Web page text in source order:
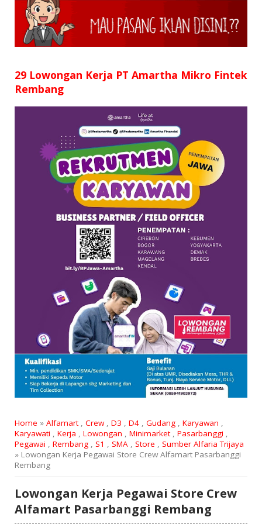
SMP
D3
SURAT LAMARAN
RIWAYAT HIDUP
29 Lowongan Kerja PT Amartha Mikro Fintek
Rembang
Home » Alfamart, Crew, D3 , D4, Gudang, Karyawan ,
Karyawati , Kerja , Lowongan , Minimarket, Pasarbanggi ,
Pegawai , Rembang, S1 , SMA, Store , Sumber Alfaria Trijaya
» Lowongan Kerja Pegawai Store Crew Alfamart Pasarbanggi
Rembang
Lowongan Kerja Pegawai Store Crew
Alfamart Pasarbanggi Rembang